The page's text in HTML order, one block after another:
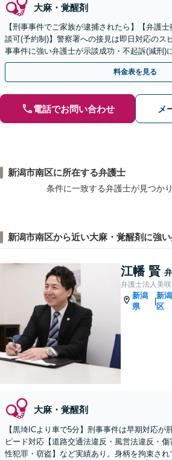
大麻・覚醒剤
【刑事事件でご家族が逮捕されたら】【弁護
談可(予約制)】警察署への接見は即日対応のス
事事件に強い弁護士が示談成功・不起訴(減刑)
トします。【加害者側の相談専門】
料金表を見る
電話でお問い合わせ メ
新潟市南区に所在する弁護士
条件に一致する弁護士が見つか
新潟市南区から近い大麻・覚醒剤に強
江幡 賢
弁護士法人美咲
新潟
県
|
新
区
大麻・覚醒剤
【黒埼ICより車で5分】刑事事件は早期対応が
ピード対応【道路交通法違反・風営法違反・傷
性犯罪・窃盗】など実績あり。身柄を拘束され